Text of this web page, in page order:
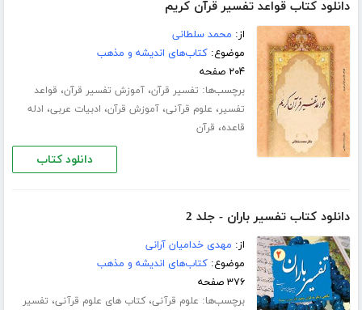
دانلود کتاب قواعد تفسیر قرآن کریم
از: محمد سلطانی
موضوع:کتاب‌های اندیشه و مذهب
۲۰۴ صفحه
برچسب‌ها: تفسیر قرآن،آموزش تفسیر قرآن، قواعد
تفسیر، علوم قرآنی،آموزش قرآن، ادبیات عربی، ادله
قاعده، قرآن
دانلود کتاب
دانلود کتاب تفسیر باران - جلد 2
از: مهدی خدامیان آرانی
موضوع:کتاب‌های اندیشه و مذهب
۳۷۶ صفحه
برچسب‌ها: علوم قرآنی،کتاب های علوم قرآنی، تفسیر